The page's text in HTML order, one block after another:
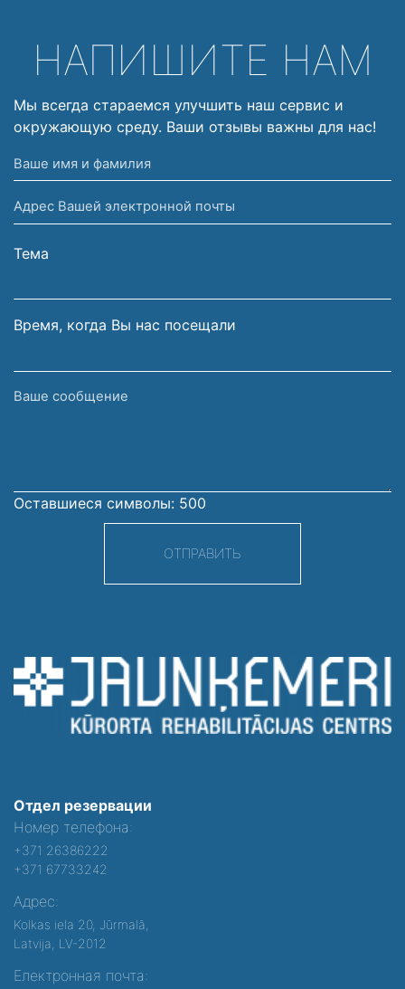
НАПИШИТЕ НАМ
Мы всегда стараемся улучшить наш сервис и
окружающую среду. Ваши отзывы важны для нас!
Ваше
имя
и
фамилия
Адрес
Вашей
электронной
Тема
Время, когда Вы нас посещали
Ваше
Оставшиеся символы: 500
ОТПРАВИТЬ
Отдел резервации
Номер телефона:
+371 26386222
+371 67733242
Адрес:
Kolkas iela 20, Jūrmalā,
Latvija, LV-2012
Електронная почта: